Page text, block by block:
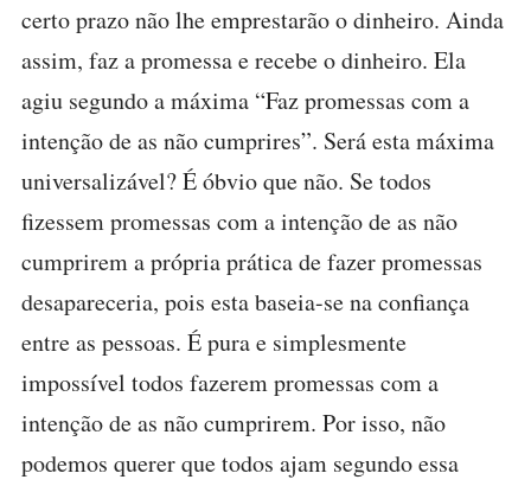
certo prazo não lhe emprestarão o dinheiro. Ainda
assim, faz a promessa e recebe o dinheiro. Ela
agiu segundo a máxima “Faz promessas com a
intenção de as não cumprires”. Será esta máxima
universalizável? É óbvio que não. Se todos
fizessem promessas com a intenção de as não
cumprirem a própria prática de fazer promessas
desapareceria, pois esta baseia-se na confiança
entre as pessoas. É pura e simplesmente
impossível todos fazerem promessas com a
intenção de as não cumprirem. Por isso, não
podemos querer que todos ajam segundo essa